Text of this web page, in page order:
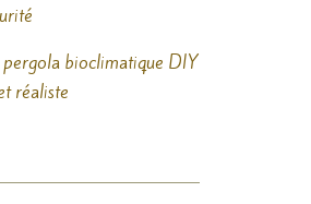
bioclimatique DIY
réaliste